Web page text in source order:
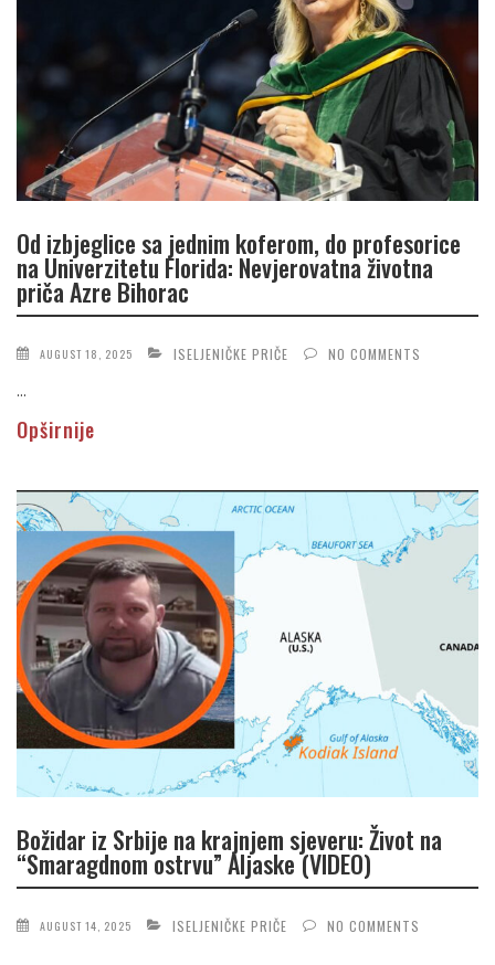
Od izbjeglice sa jednim koferom, do profesorice
na Univerzitetu Florida: Nevjerovatna životna
priča Azre Bihorac
AUGUST 18, 2025 ISELJENIČKE PRIČE NO COMMENTS
...
Opširnije
Božidar iz Srbije na krajnjem sjeveru: Život na
“Smaragdnom ostrvu” Aljaske (VIDEO)
AUGUST 14, 2025 ISELJENIČKE PRIČE NO COMMENTS